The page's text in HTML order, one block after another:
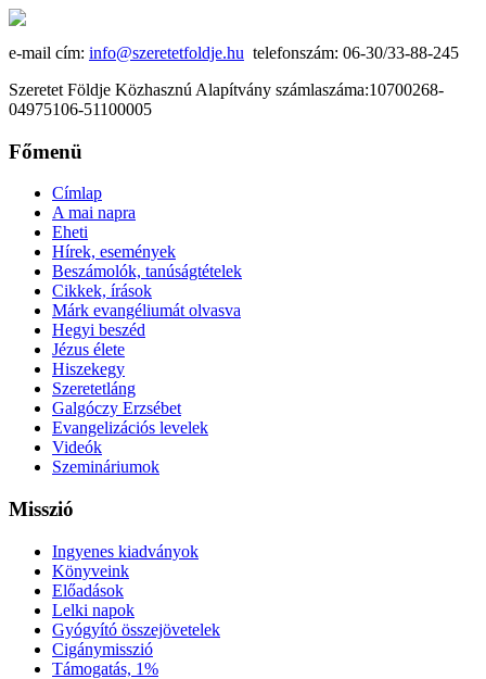
e-mail cím: info@szeretetfoldje.hu telefonszám: 06-30/33-88-245
Szeretet Földje Közhasznú Alapítvány számlaszáma:10700268-
04975106-51100005
Főmenü
Címlap
A mai napra
Eheti
Hírek, események
Beszámolók, tanúságtételek
Cikkek, írások
Márk evangéliumát olvasva
Hegyi beszéd
Jézus élete
Hiszekegy
Szeretetláng
Galgóczy Erzsébet
Evangelizációs levelek
Videók
Szemináriumok
Misszió
Ingyenes kiadványok
Könyveink
Előadások
Lelki napok
Gyógyító összejövetelek
Cigánymisszió
Támogatás, 1%